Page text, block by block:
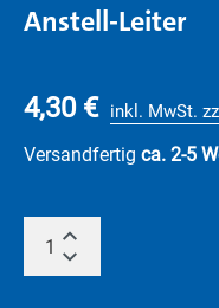
Anstell-Leiter
4,30 € inkl. MwSt.
Versandfertig ca. 2-5